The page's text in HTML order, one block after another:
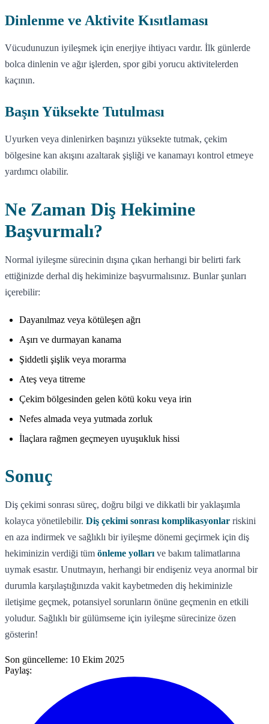
Dinlenme ve Aktivite Kısıtlaması
Vücudunuzun iyileşmek için enerjiye ihtiyacı vardır. İlk günlerde
bolca dinlenin ve ağır işlerden, spor gibi yorucu aktivitelerden
kaçının.
Başın Yüksekte Tutulması
Uyurken veya dinlenirken başınızı yüksekte tutmak, çekim
bölgesine kan akışını azaltarak şişliği ve kanamayı kontrol etmeye
yardımcı olabilir.
Ne Zaman Diş Hekimine
Başvurmalı?
Normal iyileşme sürecinin dışına çıkan herhangi bir belirti fark
ettiğinizde derhal diş hekiminize başvurmalısınız. Bunlar şunları
içerebilir:
Dayanılmaz veya kötüleşen ağrı
Aşırı ve durmayan kanama
Şiddetli şişlik veya morarma
Ateş veya titreme
Çekim bölgesinden gelen kötü koku veya irin
Nefes almada veya yutmada zorluk
İlaçlara rağmen geçmeyen uyuşukluk hissi
Sonuç
Diş çekimi sonrası süreç, doğru bilgi ve dikkatli bir yaklaşımla
kolayca yönetilebilir. Diş çekimi sonrası komplikasyonlar riskini
en aza indirmek ve sağlıklı bir iyileşme dönemi geçirmek için diş
hekiminizin verdiği tüm önleme yolları ve bakım talimatlarına
uymak esastır. Unutmayın, herhangi bir endişeniz veya anormal bir
durumla karşılaştığınızda vakit kaybetmeden diş hekiminizle
iletişime geçmek, potansiyel sorunların önüne geçmenin en etkili
yoludur. Sağlıklı bir gülümseme için iyileşme sürecinize özen
gösterin!
Son güncelleme: 10 Ekim 2025
Paylaş: